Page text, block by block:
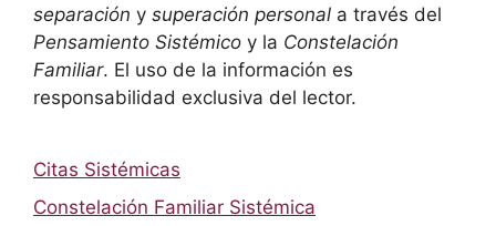
separación y superación personal a través del
Pensamiento Sistémico y la Constelación
Familiar. El uso de la información es
responsabilidad exclusiva del lector.
Citas Sistémicas
Constelación Familiar Sistémica